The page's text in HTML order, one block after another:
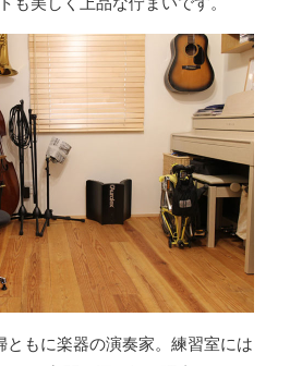
もに楽器の演奏家。練習室には